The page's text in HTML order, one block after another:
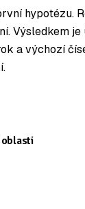
hypotézu.
Výsledkem
a výchozí